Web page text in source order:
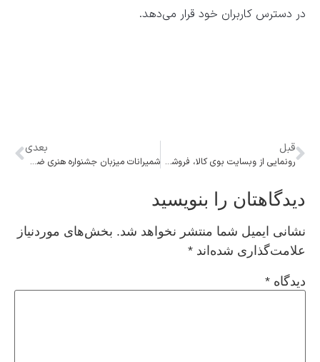
در دسترس کاربران خود قرار می‌دهد.
قبل
رونمایی از وبسایت بوی کالا، فروشگاه تخصصی پوشاک مردانه
بعدی
شمیرانات میزبان جشنواره هنری ضدقاچاق شد/ هنرمندان به میدان مبارزه با قاچاق می‌آیند
دیدگاهتان را بنویسید
نشانی ایمیل شما منتشر نخواهد شد. بخش‌های موردنیاز
علامت‌گذاری شده‌اند *
دیدگاه *